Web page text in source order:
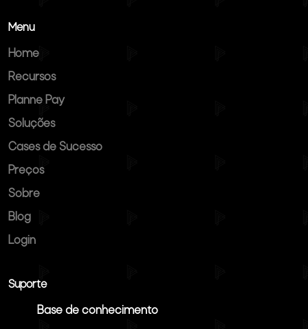
Menu
Home
Recursos
Planne Pay
Soluções
Cases de Sucesso
Preços
Sobre
Blog
Login
Suporte
Base de conhecimento